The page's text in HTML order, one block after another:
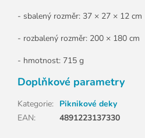
- sbalený rozměr: 37 × 27 × 12 cm
- rozbalený rozměr: 200 × 180 cm
- hmotnost: 715 g
Doplňkové parametry
Kategorie: Piknikové deky
EAN: 4891223137330